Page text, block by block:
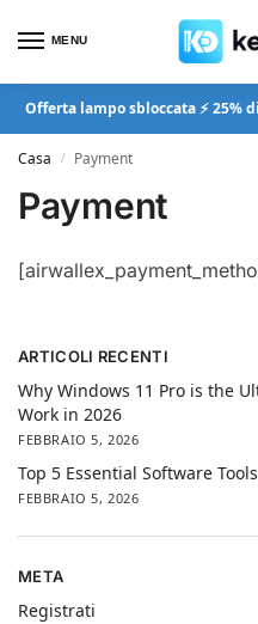
MENU
Offerta lampo sbloccata ⚡ 25%
Casa / Payment
Payment
ARTICOLI RECENTI
Why Windows 11 Pro is the
Work in 2026
FEBBRAIO 5, 2026
Top 5 Essential Software
FEBBRAIO 5, 2026
META
Registrati